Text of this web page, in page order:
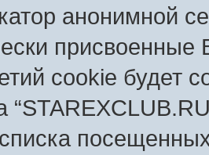
анонимной
cookie будет